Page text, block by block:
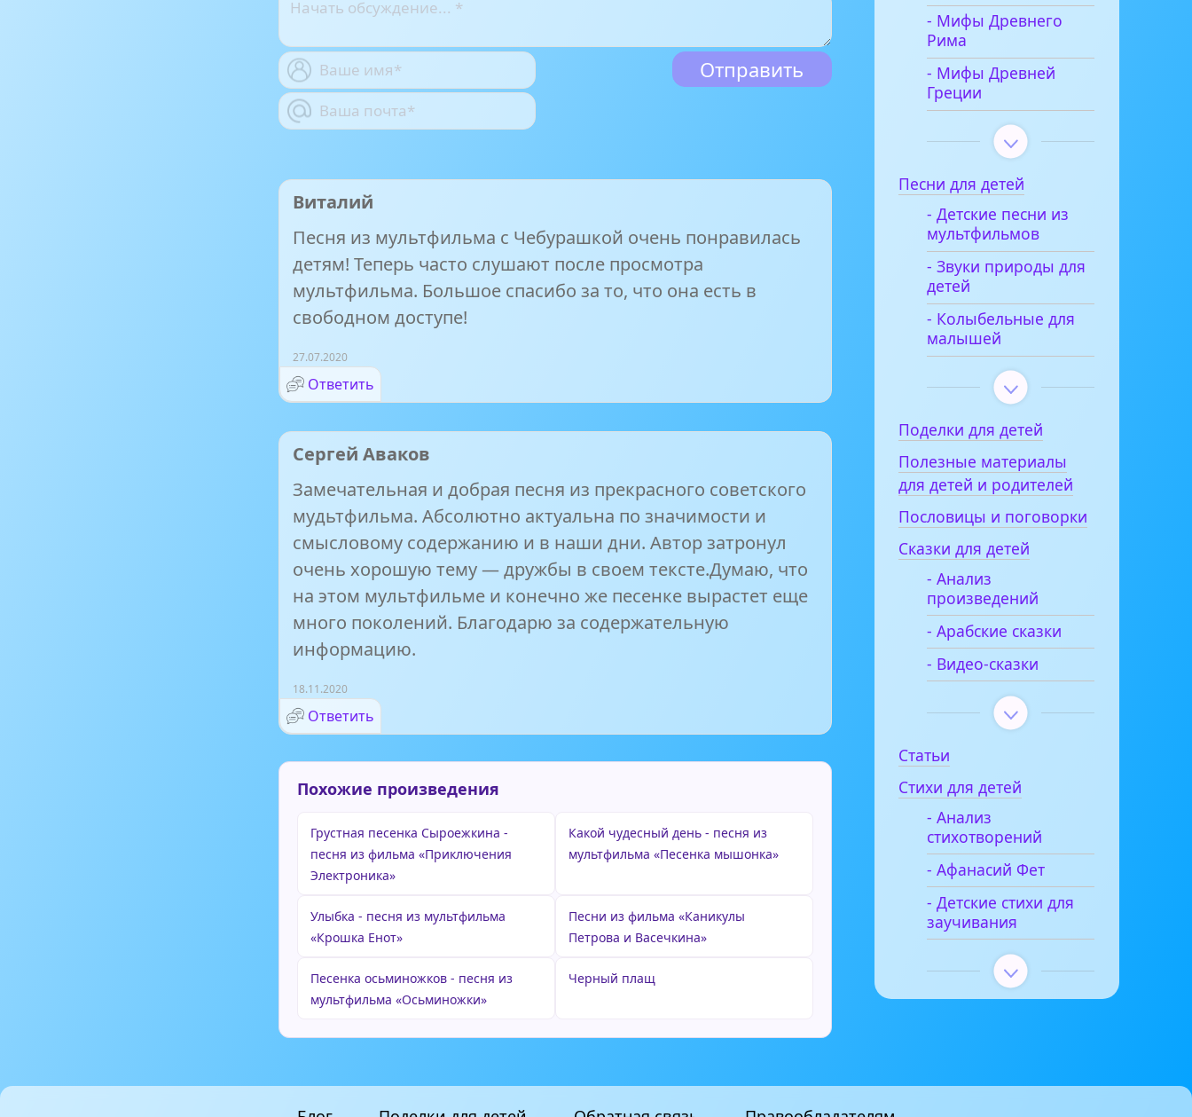
Виталий
Песня из мультфильма с Чебурашкой очень понравилась
детям! Теперь часто слушают после просмотра
мультфильма. Большое спасибо за то, что она есть в
свободном доступе!
27.07.2020
Ответить
Сергей Аваков
Замечательная и добрая песня из прекрасного советского
мудьтфильма. Абсолютно актуальна по значимости и
смысловому содержанию и в наши дни. Автор затронул
очень хорошую тему — дружбы в своем тексте.Думаю, что
на этом мультфильме и конечно же песенке вырастет еще
много поколений. Благодарю за содержательную
информацию.
18.11.2020
Ответить
Похожие произведения
Грустная песенка Сыроежкина -
песня из фильма «Приключения
Электроника»
Какой чудесный день - песня из
мультфильма «Песенка мышонка»
Улыбка - песня из мультфильма
«Крошка Енот»
Песни из фильма «Каникулы
Петрова и Васечкина»
Песенка осьминожков - песня из
мультфильма «Осьминожки»
Черный плащ
- Мифы Древнего
Рима
- Мифы Древней
Греции
Песни для детей
- Детские песни из
мультфильмов
- Звуки природы для
детей
- Колыбельные для
малышей
Поделки для детей
Полезные материалы
для детей и родителей
Пословицы и поговорки
Сказки для детей
- Анализ
произведений
- Арабские сказки
- Видео-сказки
Статьи
Стихи для детей
- Анализ
стихотворений
- Афанасий Фет
- Детские стихи для
заучивания